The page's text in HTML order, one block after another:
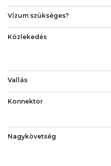
Vízum szükséges?
Közlekedés
Vallás
Konnektor
Nagykövetség